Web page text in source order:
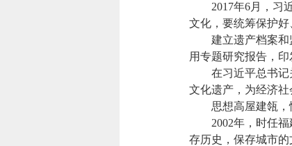
2017年6月，习近
文化，要统筹保护好
建立遗产档案和监
用专题研究报告，
在习近平总书记关
文化遗产，为经济社
思想高屋建瓴，
2002年，时任福
存历史，保存城市